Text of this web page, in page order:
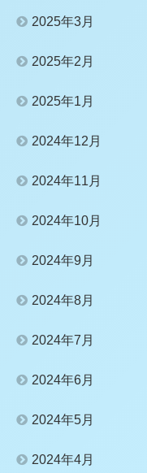
2025年3月
2025年2月
2025年1月
2024年12月
2024年11月
2024年10月
2024年9月
2024年8月
2024年7月
2024年6月
2024年5月
2024年4月